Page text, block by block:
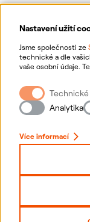
Nastavení užití
Jsme společnosti ze
technické a dle
vaše osobní údaje.
webové stránky
Pro sběr a
nám můžete udělit
zpracování
Analytika
Více informací